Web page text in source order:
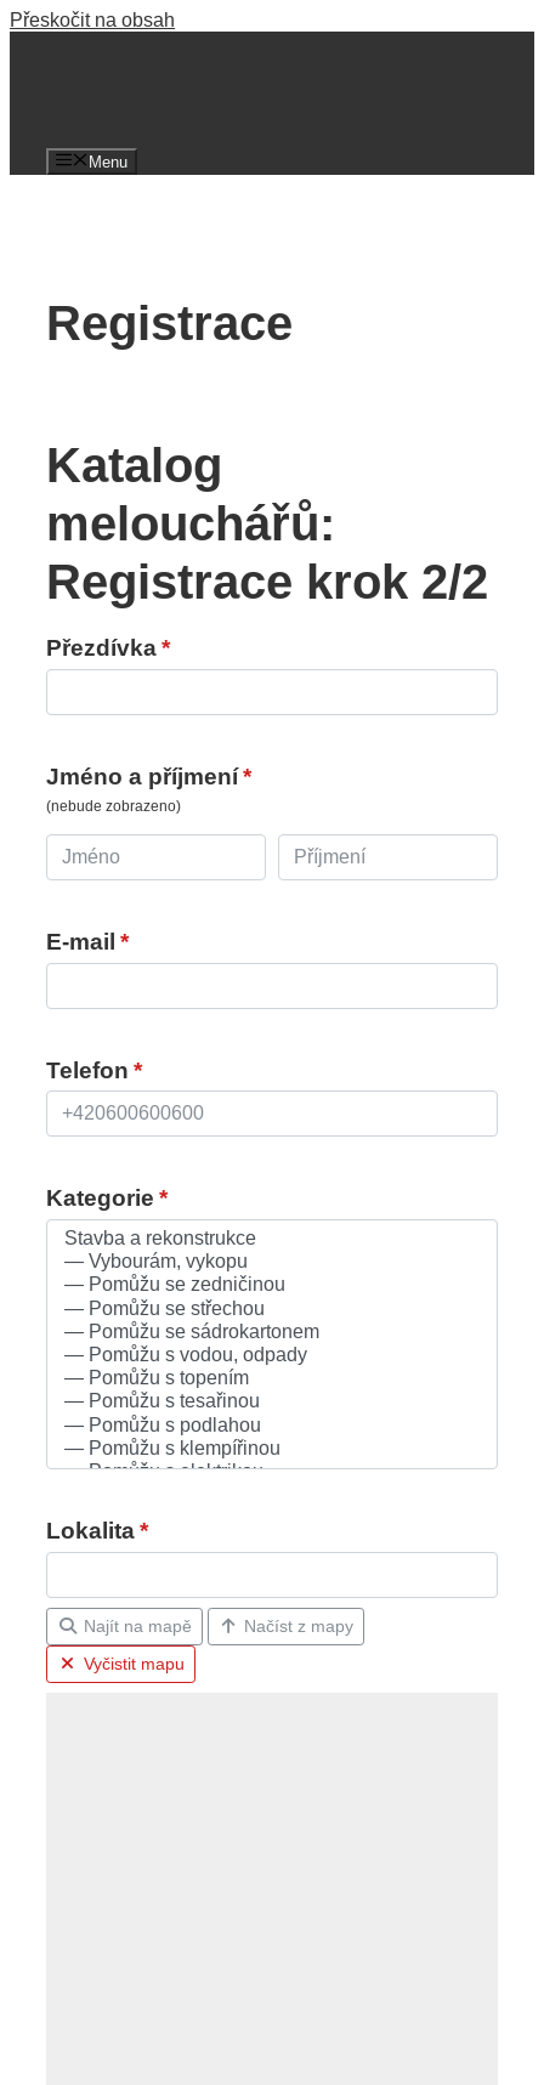
Přeskočit na obsah
Menu
Registrace
Katalog
melouchářů:
Registrace krok 2/2
Přezdívka*
Jméno a příjmení*
(nebude zobrazeno)
E-mail *
Telefon *
Kategorie *
Lokalita*
Najít na mapě
Načíst z mapy
Vyčistit mapu